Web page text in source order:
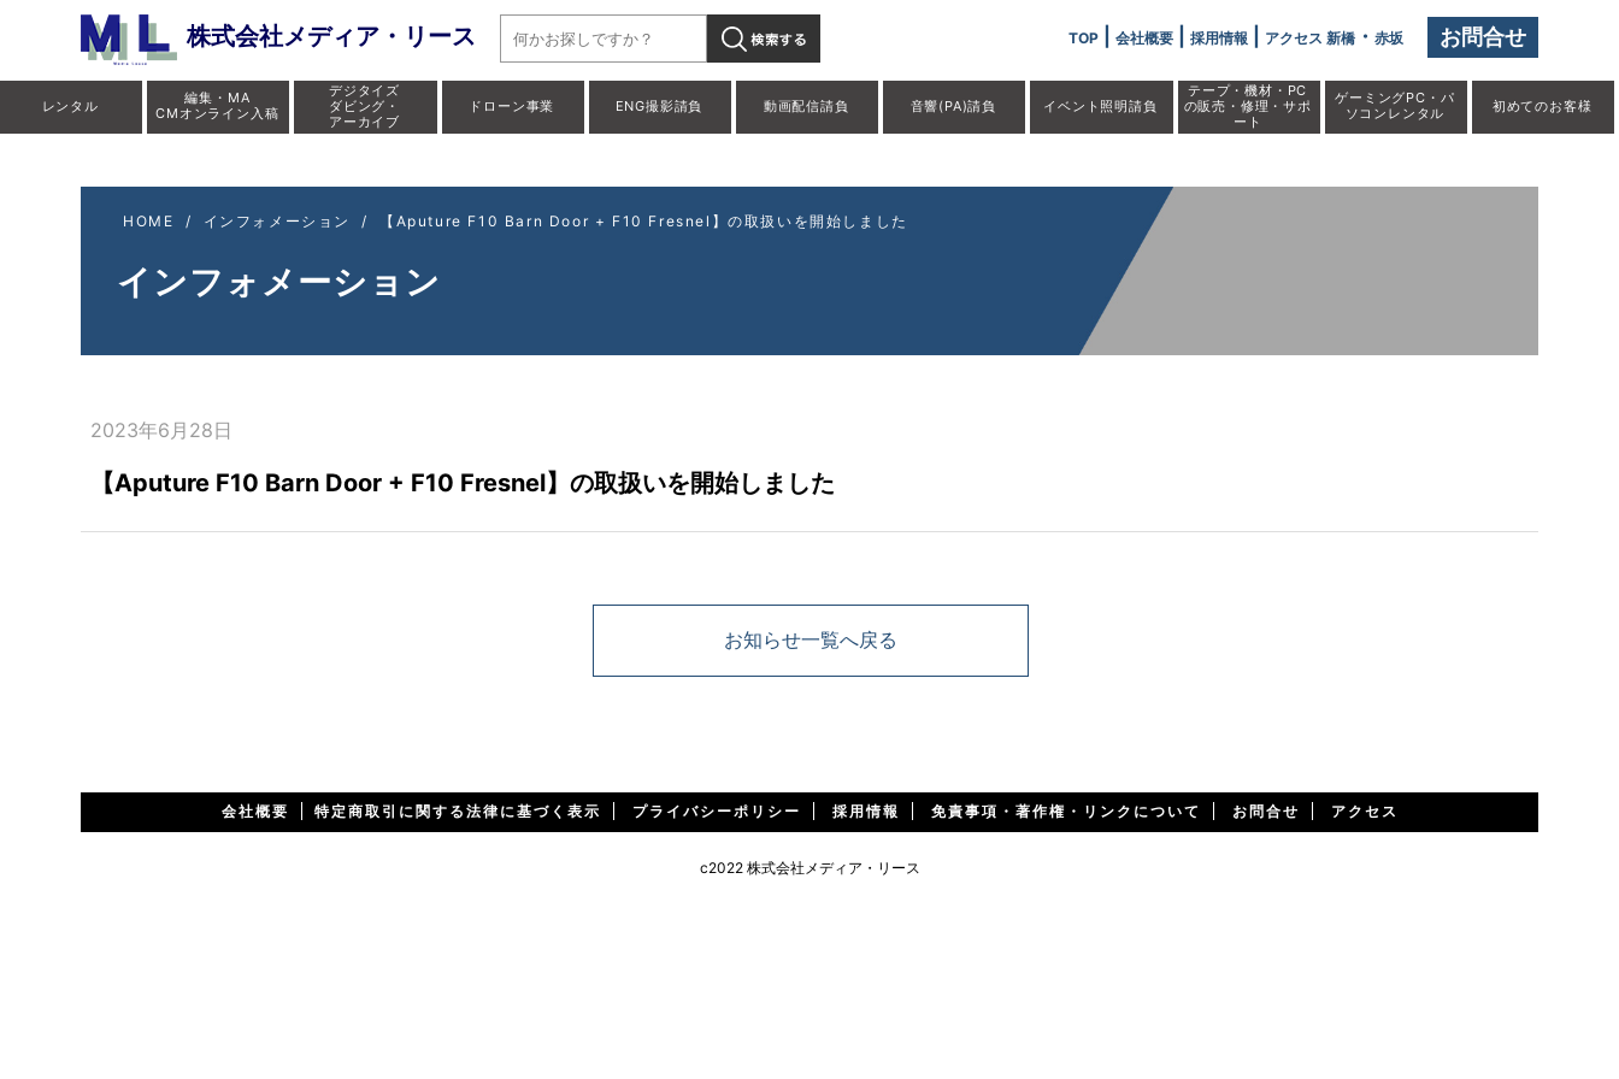
【Aputure F10 Barn Door + F10 Fresnel】の取扱いを開始しました」" />
株式会社メディア・リース お問合せ
TOP| 会社概要| 採用情報 アクセス 新橋・ 赤坂
レンタル
編集・MA
CMオンライン入稿
デジタイズ
ダビング・
アーカイブ
ドローン事業 ENG撮影請負 動画配信請負 音響(PA)請負 イベント照明請負
テープ・機材・PC
の販売・修理・サポ
ート
ゲーミングPC・パ
ソコンレンタル
初めてのお客様
HOME / インフォメーション / 【Aputure F10 Barn Door + F10 Fresnel】の取扱いを開始しました
インフォメーション
2023年6月28日
【Aputure F10 Barn Door + F10 Fresnel】の取扱いを開始しました
お知らせ一覧へ戻る
会社概要 特定商取引に関する法律に基づく表示 プライバシーポリシー 採用情報 免責事項・著作権・リンクについて お問合せ アクセス
c2022 株式会社メディア・リース